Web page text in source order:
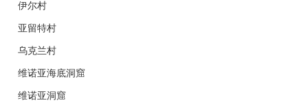
伊尔村
亚留特村
乌克兰村
维诺亚海底洞窟
维诺亚洞窟